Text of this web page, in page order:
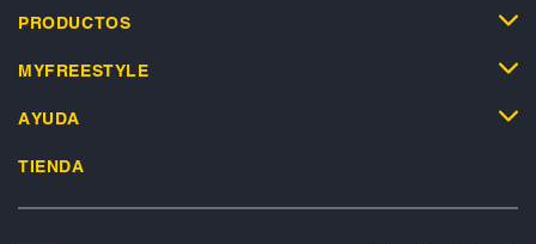
PRODUCTOS
MYFREESTYLE
AYUDA
TIENDA